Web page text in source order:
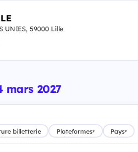
UNIES, 59000 Lille
mars 2027
billetterie Plateformes▾ Pays▾